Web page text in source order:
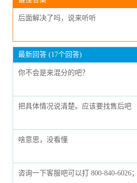
后面解决了吗，说来听听
最新回答 (17个回答)
你不会是来混分的吧？
把具体情况说清楚。应该要找售后吧
啥意思，没看懂
咨询一下客服吧可以打 800-840-6026